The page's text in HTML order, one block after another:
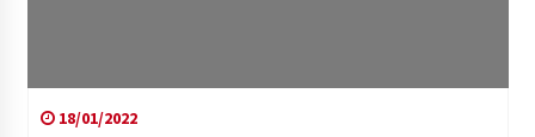
18/01/2022